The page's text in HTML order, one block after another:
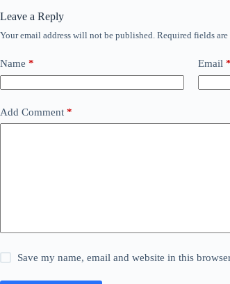
Leave a Reply
Your email address will not be published. Required fields are
Name * Email *
Add Comment *
Save my name, email and website in this